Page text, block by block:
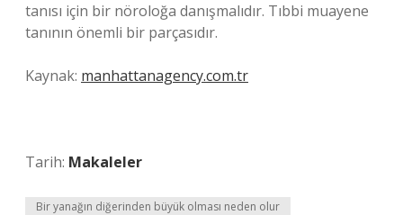
tanısı için bir nöroloğa danışmalıdır. Tıbbi muayene
tanının önemli bir parçasıdır.
Kaynak: manhattanagency.com.tr
Tarih: Makaleler
Bir yanağın diğerinden büyük olması neden olur